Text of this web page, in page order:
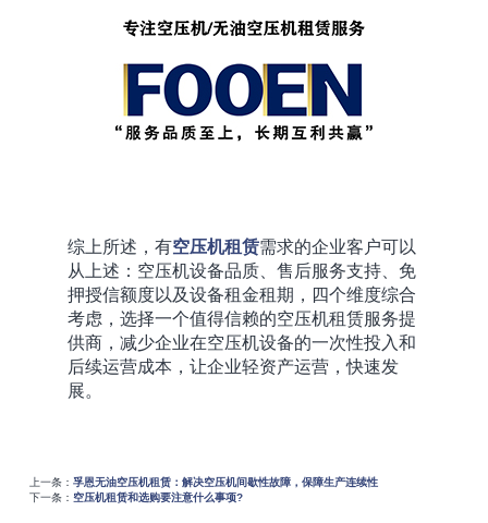
综上所述，有空压机租赁需求的企业客户可以
从上述：空压机设备品质、售后服务支持、免
押授信额度以及设备租金租期，四个维度综合
考虑，选择一个值得信赖的空压机租赁服务提
供商，减少企业在空压机设备的一次性投入和
后续运营成本，让企业轻资产运营，快速发
展。
上一条：孚恩无油空压机租赁：解决空压机间歇性故障，保障生产连续性
下一条：空压机租赁和选购要注意什么事项?